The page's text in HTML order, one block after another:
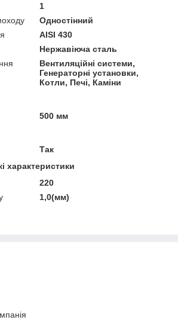
1
Одностінний
AISI 430
Нержавіюча сталь
Вентиляційні системи,
Генераторні установки,
Котли, Печі, Каміни
500 мм
Так
характеристики
220
1,0(мм)